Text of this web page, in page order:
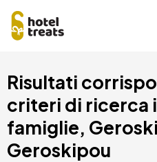
contenuto
principale
Risultati
criteri di ricerca
famiglie,
Geroskipou